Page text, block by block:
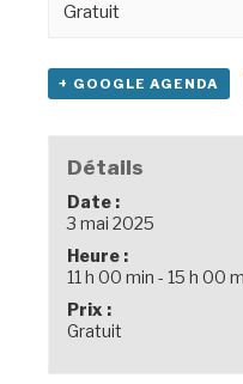
Gratuit
+ GOOGLE AGENDA
Détails
Date :
3 mai 2025
Heure :
11 h 00 min - 15 h 00
Prix :
Gratuit